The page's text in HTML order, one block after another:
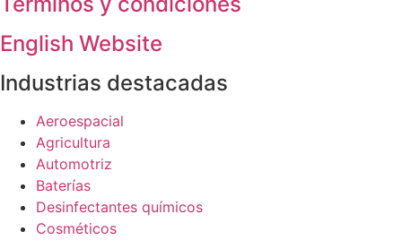
English Website
Industrias destacadas
Aeroespacial
Agricultura
Automotriz
Baterías
Desinfectantes químicos
Cosméticos